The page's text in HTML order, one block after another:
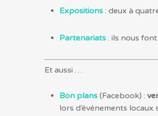
Expositions : deux à
Partenariats : ils nous
Et aussi …
Bon plans (Facebook) :
lors d’événements